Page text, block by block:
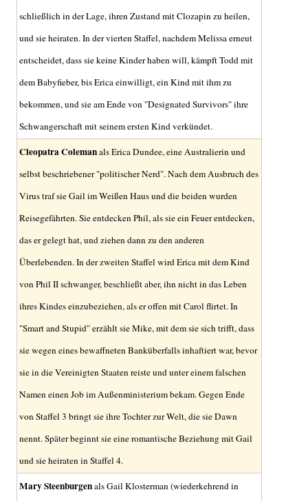
schließlich in der Lage, ihren Zustand mit Clozapin zu heilen,
und sie heiraten. In der vierten Staffel, nachdem Melissa erneut
entscheidet, dass sie keine Kinder haben will, kämpft Todd mit
dem Babyfieber, bis Erica einwilligt, ein Kind mit ihm zu
bekommen, und sie am Ende von "Designated Survivors" ihre
Schwangerschaft mit seinem ersten Kind verkündet.
Cleopatra Colemanals Erica Dundee, eine Australierin und
selbst beschriebener "politischer Nerd". Nach dem Ausbruch des
Virus traf sie Gail im Weißen Haus und die beiden wurden
Reisegefährten. Sie entdecken Phil, als sie ein Feuer entdecken,
das er gelegt hat, und ziehen dann zu den anderen
Überlebenden. In der zweiten Staffel wird Erica mit dem Kind
von Phil II schwanger, beschließt aber, ihn nicht in das Leben
ihres Kindes einzubeziehen, als er offen mit Carol flirtet. In
"Smart and Stupid" erzählt sie Mike, mit dem sie sich trifft, dass
sie wegen eines bewaffneten Banküberfalls inhaftiert war, bevor
sie in die Vereinigten Staaten reiste und unter einem falschen
Namen einen Job im Außenministerium bekam. Gegen Ende
von Staffel 3 bringt sie ihre Tochter zur Welt, die sie Dawn
nennt. Später beginnt sie eine romantische Beziehung mit Gail
und sie heiraten in Staffel 4.
Mary Steenburgenals Gail Klosterman (wiederkehrend in